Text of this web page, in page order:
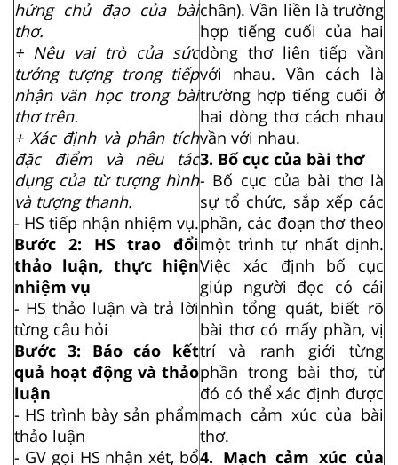
hứng chủ đạo của bài
thơ.
+ Nêu vai trò của sức
tưởng tượng trong tiếp
nhận văn học trong bài
thơ trên.
+ Xác định và phân tích
đặc điểm và nêu tác
dụng của từ tượng hình
và tượng thanh.
- HS tiếp nhận nhiệm vụ.
Bước 2: HS trao đổi
thảo luận, thực hiện
nhiệm vụ
- HS thảo luận và trả lời
từng câu hỏi
Bước 3: Báo cáo kết
quả hoạt động và thảo
luận
- HS trình bày sản phẩm
thảo luận
- GV gọi HS nhận xét, bổ
chân). Vần liền là trường
hợp tiếng cuối của hai
dòng thơ liên tiếp vần
với nhau. Vần cách là
trường hợp tiếng cuối ở
hai dòng thơ cách nhau
vần với nhau.
3. Bố cục của bài thơ
- Bố cục của bài thơ là
sự tổ chức, sắp xếp các
phần, các đoạn thơ theo
một trình tự nhất định.
Việc xác định bố cục
giúp người đọc có cái
nhìn tổng quát, biết rõ
bài thơ có mấy phần, vị
trí và ranh giới từng
phần trong bài thơ, từ
đó có thể xác định được
mạch cảm xúc của bài
thơ.
4. Mạch cảm xúc của